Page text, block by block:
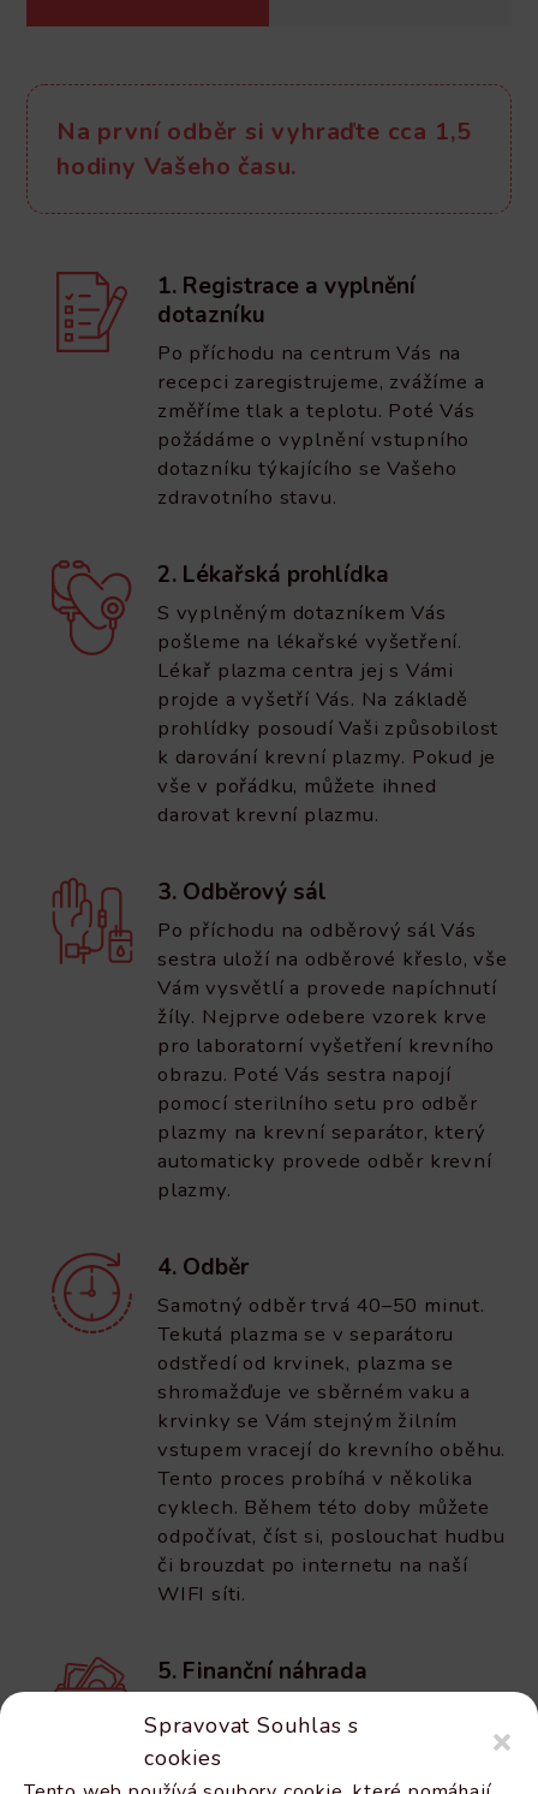
Spravovat Souhlas s
cookies
Na první odběr si vyhraďte cca 1,5
hodiny Vašeho času.
1. Registrace a vyplnění
dotazníku
Po příchodu na centrum Vás na
recepci zaregistrujeme, zvážíme a
změříme tlak a teplotu. Poté Vás
požádáme o vyplnění vstupního
dotazníku týkajícího se Vašeho
zdravotního stavu.
2. Lékařská prohlídka
S vyplněným dotazníkem Vás
pošleme na lékařské vyšetření.
Lékař plazma centra jej s Vámi
projde a vyšetří Vás. Na základě
prohlídky posoudí Vaši způsobilost
k darování krevní plazmy. Pokud je
vše v pořádku, můžete ihned
darovat krevní plazmu.
3. Odběrový sál
Po příchodu na odběrový sál Vás
sestra uloží na odběrové křeslo, vše
Vám vysvětlí a provede napíchnutí
žíly. Nejprve odebere vzorek krve
pro laboratorní vyšetření krevního
obrazu. Poté Vás sestra napojí
pomocí sterilního setu pro odběr
plazmy na krevní separátor, který
automaticky provede odběr krevní
plazmy.
4. Odběr
Samotný odběr trvá 40–50 minut.
Tekutá plazma se v separátoru
odstředí od krvinek, plazma se
shromažďuje ve sběrném vaku a
krvinky se Vám stejným žilním
vstupem vracejí do krevního oběhu.
Tento proces probíhá v několika
cyklech. Během této doby můžete
odpočívat, číst si, poslouchat hudbu
či brouzdat po internetu na naší
WIFI síti.
5. Finanční náhrada
vyplatíme náklady spojené s
odběrem. Za každý odběr máte